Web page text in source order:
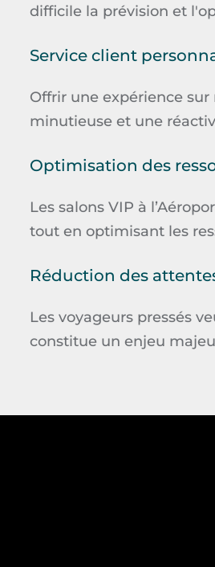
difficile la prévision et
Service client
Offrir une expérience
minutieuse et une
Optimisation des
Les salons VIP à
tout en optimisant les
Réduction des
Les voyageurs pressés
constitue un enjeu